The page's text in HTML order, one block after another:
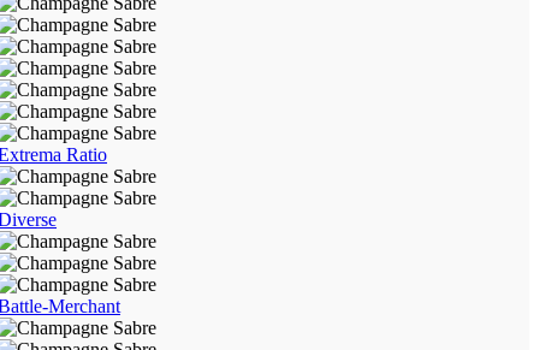
Ratio
Merchant